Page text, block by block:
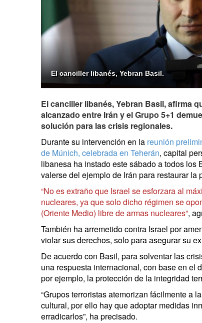
El canciller libanés, Yebran Basil.
El canciller libanés, Yebran Basil, afirma
alcanzado entre Irán y el Grupo 5+1
solución para las crisis regionales.
Durante su intervención en la reunión
de Múnich, celebrada en Teherán, capital
libanesa ha instado este sábado a todos los
valerse del ejemplo de Irán para restaurar la
“No es extraño que Israel se esforzara al
nucleares, ya que solo dicho régimen se
(Oriente Medio) libre de armas nucleares”,
También ha arremetido contra Israel por
violar sus derechos, solo para asegurar su
De acuerdo con Basil, para solventar las
una respuesta internacional, con base en el
por ejemplo, la protección de la integridad
“Grupos terroristas atemorizan fácilmente a
cultural, por ello hay que adoptar medidas
erradicarlos”, ha precisado.